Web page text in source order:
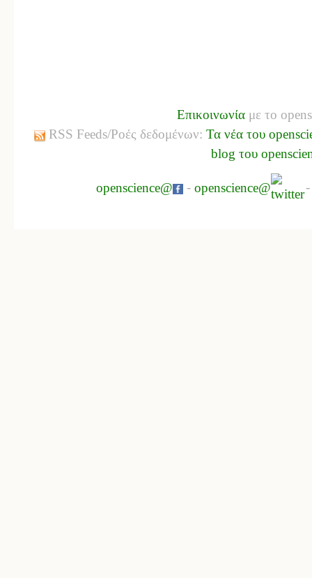
Επικοινωνία με το
RSS Feeds/Ροές δεδομένων: Τα νέα του
blog του
openscience@ - openscience@